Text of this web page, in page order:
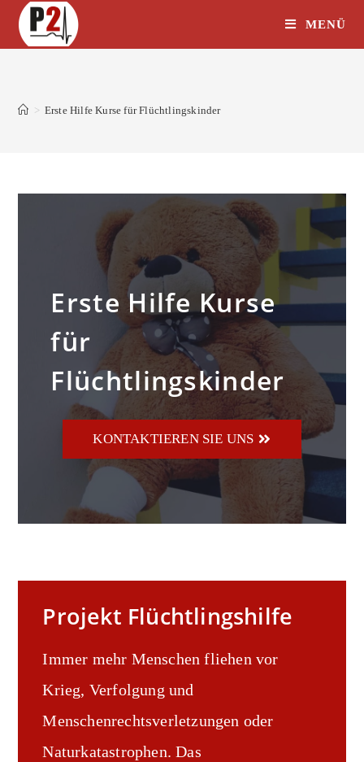
MENÜ
> Erste Hilfe Kurse für Flüchtlingskinder
Erste Hilfe Kurse
für
Flüchtlingskinder
KONTAKTIEREN SIE UNS
Projekt Flüchtlingshilfe
Immer mehr Menschen fliehen vor
Krieg, Verfolgung und
Menschenrechtsverletzungen oder
Naturkatastrophen. Das